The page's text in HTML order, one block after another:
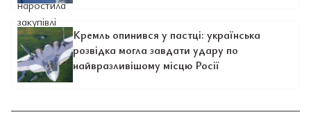
Кремль опинився у пастці: українська
розвідка могла завдати удару по
найвразливішому місцю Росії